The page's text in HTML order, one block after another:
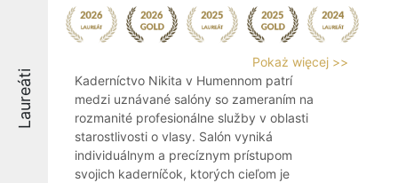
Laureáti
Pokaż więcej >>
Kaderníctvo Nikita v Humennom patrí
medzi uznávané salóny so zameraním na
rozmanité profesionálne služby v oblasti
starostlivosti o vlasy. Salón vyniká
individuálnym a precíznym prístupom
svojich kaderníčok, ktorých cieľom je